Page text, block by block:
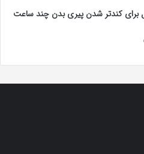
برای کندتر شدن پیری بدن چند ساعت